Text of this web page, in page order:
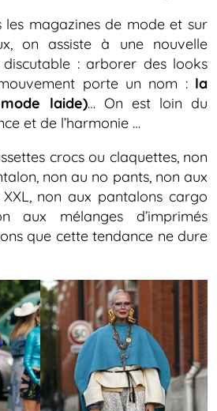
les magazines de mode et sur
on assiste à une nouvelle
: arborer des looks
porte un nom :la
laide)… On est loin du
et de l’harmonie …
crocs ou claquettes, non
non au no pants, non aux
non aux pantalons cargo
aux mélanges d’imprimés
que cette tendance ne dure